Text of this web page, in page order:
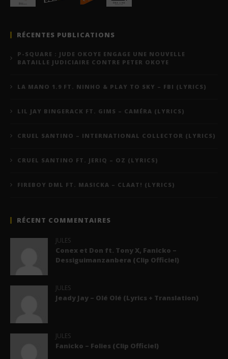
RÉCENTES PUBLICATIONS
P-SQUARE : JUDE OKOYE ENGAGE UNE NOUVELLE
BATAILLE JUDICIAIRE CONTRE PETER OKOYE
LA MANO 1.9 FT. NINHO & PLAY TO SKY – FBI (LYRICS)
LIL JAY BINGERACK FT. GIMS – CAMÉRA (LYRICS)
CRUEL SANTINO – INTERNATIONAL COLLECTOR (LYRICS)
CRUEL SANTINO FT. JERIQ – OZ (LYRICS)
FIREBOY DML FT. MASICKA – CLAAT! (LYRICS)
RÉCENT COMMENTAIRES
JULES
Conex et Don ft. Tony X, Fanicko –
Dessiguimanzanbera (Clip Officiel)
JULES
Jeady Jay – Olé Olé (Lyrics + Translation)
JULES
Fanicko – Folies (Clip Officiel)